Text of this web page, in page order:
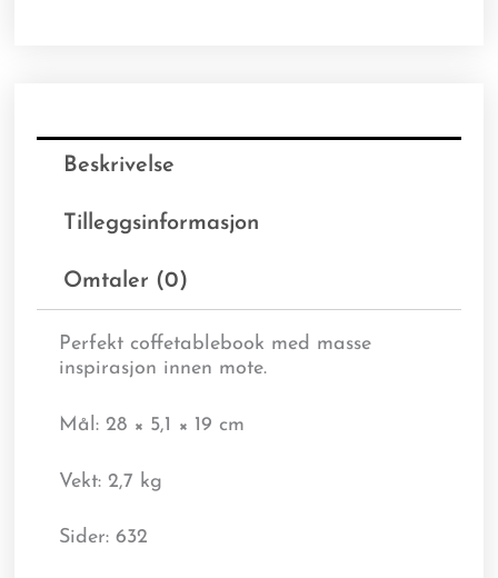
Beskrivelse
Tilleggsinformasjon
Omtaler (0)
Perfekt coffetablebook med masse
inspirasjon innen mote.
Mål: 28 × 5,1 × 19 cm
Vekt: 2,7 kg
Sider: 632